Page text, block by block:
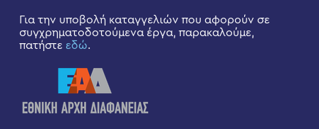
Για την υποβολή καταγγελιών που αφορούν σε
συγχρηματοδοτούμενα έργα, παρακαλούμε,
πατήστε εδώ.